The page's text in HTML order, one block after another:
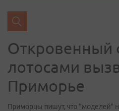
Откровенный
лотосами
Приморье
Приморцы пишут, что "моделей"